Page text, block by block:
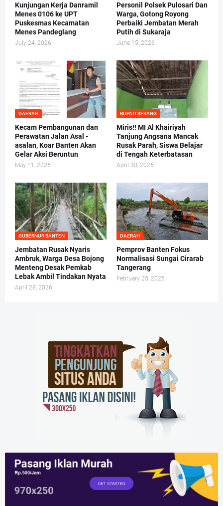
Kunjungan Kerja Danramil
Menes 0106 ke UPT
Puskesmas Kecamatan
Menes Pandeglang
July 24, 2026
Personil Polsek Pulosari Dan
Warga, Gotong Royong
Perbaiki Jembatan Merah
Putih di Sukaraja
June 15, 2026
DAERAH
Kecam Pembangunan dan
Perawatan Jalan Asal -
asalan, Koar Banten Akan
Gelar Aksi Beruntun
May 11, 2026
BUPATI SERANG
Miris!! MI Al Khairiyah
Tanjung Angsana Mancak
Rusak Parah, Siswa Belajar
di Tengah Keterbatasan
April 30, 2026
GUBERNUR BANTEN
Jembatan Rusak Nyaris
Ambruk, Warga Desa Bojong
Menteng Desak Pemkab
Lebak Ambil Tindakan Nyata
April 28, 2026
DAERAH
Pemprov Banten Fokus
Normalisasi Sungai Cirarab
Tangerang
February 25, 2026